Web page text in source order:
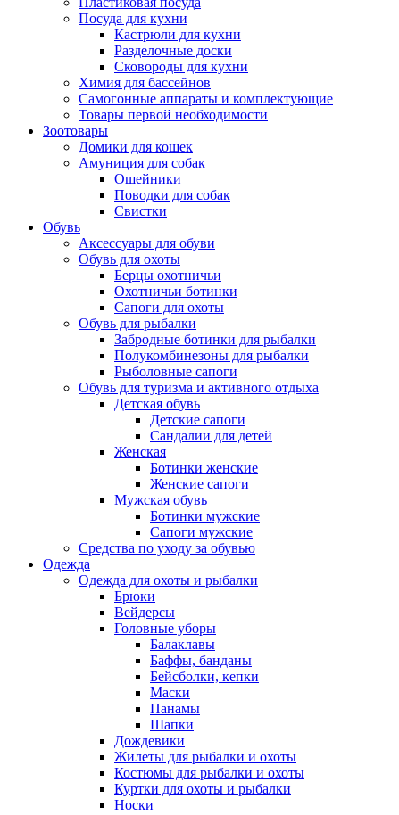
Посуда для кухни
Кастрюли для кухни
Разделочные доски
Сковороды для кухни
Химия для бассейнов
Самогонные аппараты и комплектующие
Товары первой необходимости
Зоотовары
Домики для кошек
Амуниция для собак
Ошейники
Поводки для собак
Свистки
Обувь
Аксессуары для обуви
Обувь для охоты
Берцы охотничьи
Охотничьи ботинки
Сапоги для охоты
Обувь для рыбалки
Забродные ботинки для рыбалки
Полукомбинезоны для рыбалки
Рыболовные сапоги
Обувь для туризма и активного отдыха
Детская обувь
Детские сапоги
Сандалии для детей
Женская
Ботинки женские
Женские сапоги
Мужская обувь
Ботинки мужские
Сапоги мужские
Средства по уходу за обувью
Одежда
Одежда для охоты и рыбалки
Брюки
Вейдерсы
Головные уборы
Балаклавы
Баффы, банданы
Бейсболки, кепки
Маски
Панамы
Шапки
Дождевики
Жилеты для рыбалки и охоты
Костюмы для рыбалки и охоты
Куртки для охоты и рыбалки
Носки